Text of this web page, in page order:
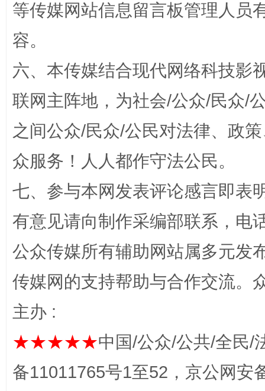
“蜀中异人”王建安的艺术幻境
完善运行机制助力责任有效落实
等传媒网站信息留言板管理人员
容。
六、本传媒结合现代网络科技影
联网主阵地，为社会/公众/民众/
之间公众/民众/公民对法律、政
众服务！人人都作守法公民。
七、参与本网发表评论感言即表
有意见请向制作采编部联系，电
公众传媒所有辅助网站属多元发
传媒网的支持帮助与合作交流。
主办 :
★★★★★中国/公众/公共/全民/
备11011765号1至52，京公网安